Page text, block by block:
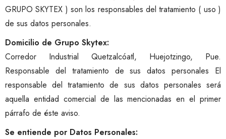
BOLSA DE TRABAJO
ES
GRUPO SKYTEX ) son los responsables del tratamiento ( uso )
de sus datos personales.
Domicilio de Grupo Skytex:
Corredor Industrial Quetzalcóatl, Huejotzingo, Pue.
Responsable del tratamiento de sus datos personales El
responsable del tratamiento de sus datos personales será
aquella entidad comercial de las mencionadas en el primer
párrafo de éste aviso.
Se entiende por Datos Personales: